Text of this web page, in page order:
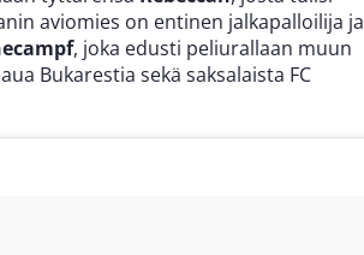
aviomies on entinen jalkapalloilija ja
, joka edusti peliurallaan muun
Bukarestia sekä saksalaista FC